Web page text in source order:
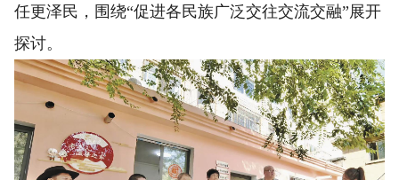
任更泽民，围绕“促进各民族广泛交往交流交融”展开
探讨。